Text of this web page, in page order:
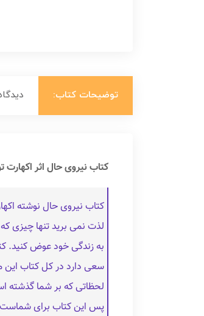
توضیحات کتاب:
کتاب نیروی حال اثر اکهارت
کتاب نیروی حال نوشته
لذت نمی‌ برید تنها چیزی
سعی دارد در کل کتاب این
لحظاتی که بر شما گذشته‌
پس این کتاب برای شماست.